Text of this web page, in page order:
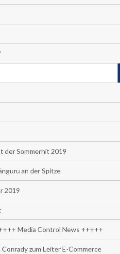
der Sommerhit 2019
an der Spitze
2019
Media Control News +++++
zum Leiter E-Commerce